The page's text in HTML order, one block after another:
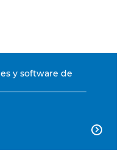
y software de
